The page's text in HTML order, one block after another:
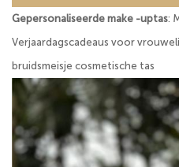
Gepersonaliseerde make -uptas:
Verjaardagscadeaus voor
bruidsmeisje cosmetische tas